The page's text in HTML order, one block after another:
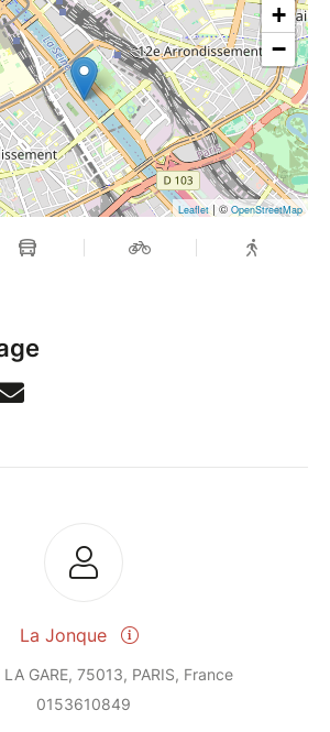
+
−
Leaflet| ©OpenStreetMap
La Jonque
LA GARE, 75013, PARIS, France
0153610849